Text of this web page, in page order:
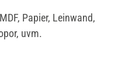
Papier, Leinwand,
uvm.